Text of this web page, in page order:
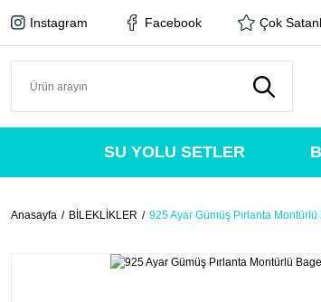
Instagram Facebook Çok
SU YOLU SETLER
Anasayfa BİLEKLİKLER 925 Ayar Gümüş Pırlanta